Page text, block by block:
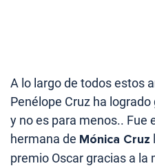
A lo largo de todos estos
Penélope Cruz ha
y no es para menos.. Fue
hermana de Mónica Cruz
premio Oscar gracias a la